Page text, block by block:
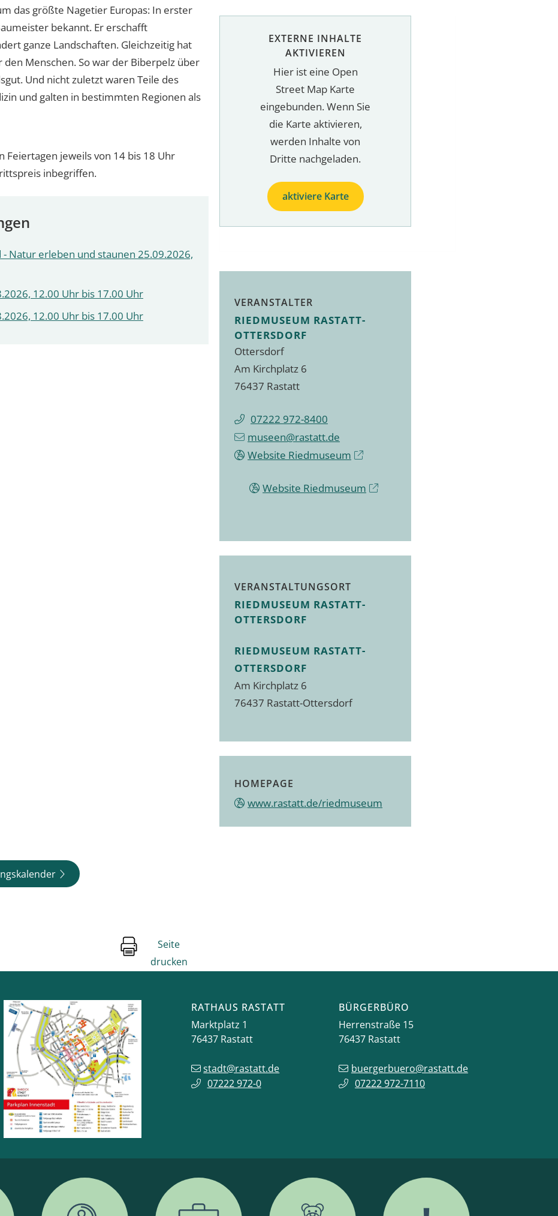
das größte Nagetier Europas: In erster
bekannt. Er erschafft
ganze Landschaften. Gleichzeitig hat
Menschen. So war der Biberpelz über
Und nicht zuletzt waren Teile des
und galten in bestimmten Regionen als
Feiertagen jeweils von 14 bis 18 Uhr
inbegriffen.
Natur erleben und staunen 25.09.2026,
12.00 Uhr bis 17.00 Uhr
12.00 Uhr bis 17.00 Uhr
EXTERNE INHALTE
AKTIVIEREN
Hier ist eine Open
Street Map Karte
eingebunden. Wenn Sie
die Karte aktivieren,
werden Inhalte von
Dritte nachgeladen.
aktiviere Karte
VERANSTALTER
RIEDMUSEUM RASTATT-
OTTERSDORF
Ottersdorf
Am Kirchplatz 6
76437 Rastatt
07222 972-8400
museen@rastatt.de
Website Riedmuseum
Website Riedmuseum
VERANSTALTUNGSORT
RIEDMUSEUM RASTATT-
OTTERSDORF
RIEDMUSEUM RASTATT-
OTTERSDORF
Am Kirchplatz 6
76437 Rastatt-Ottersdorf
HOMEPAGE
www.rastatt.de/riedmuseum
Seite
drucken
RATHAUS RASTATT
Marktplatz 1
76437 Rastatt
stadt@rastatt.de
07222 972-0
BÜRGERBÜRO
Herrenstraße 15
76437 Rastatt
buergerbuero@rastatt.de
07222 972-7110